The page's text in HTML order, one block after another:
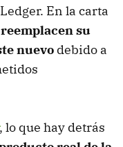
En la carta
su
nuevo debido a
, lo que hay detrás